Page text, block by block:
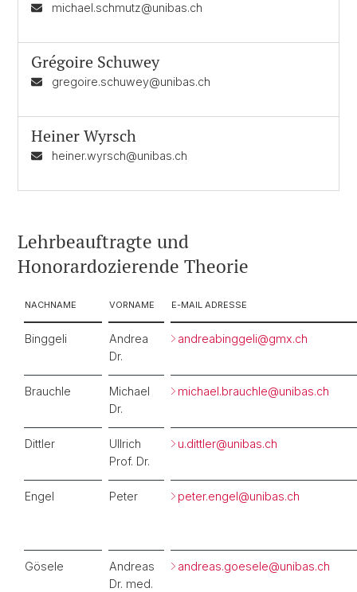
michael.schmutz@unibas.ch
Grégoire Schuwey
gregoire.schuwey@unibas.ch
Heiner Wyrsch
heiner.wyrsch@unibas.ch
Lehrbeauftragte und
Honorardozierende Theorie
NACHNAME VORNAME E-MAIL ADRESSE
Binggeli
Andrea
Dr.
andreabinggeli@gmx.ch
Brauchle
Michael
Dr.
michael.brauchle@unibas.ch
Dittler
Ullrich
Prof. Dr.
u.dittler@unibas.ch
Engel Peter peter.engel@unibas.ch
Gösele
Andreas
Dr. med.
andreas.goesele@unibas.ch